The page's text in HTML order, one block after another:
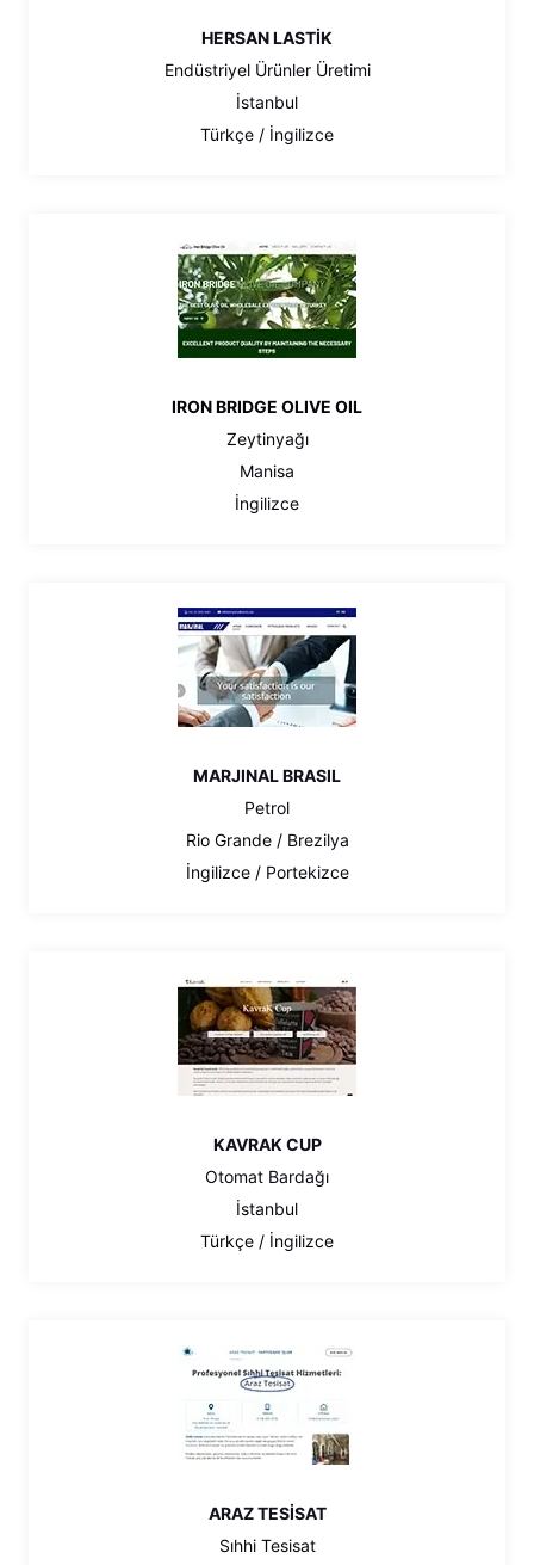
HERSAN LASTİK
Endüstriyel Ürünler Üretimi
İstanbul
Türkçe / İngilizce
IRON BRIDGE OLIVE OIL
Zeytinyağı
Manisa
İngilizce
MARJINAL BRASIL
Petrol
Rio Grande / Brezilya
İngilizce / Portekizce
KAVRAK CUP
Otomat Bardağı
İstanbul
Türkçe / İngilizce
ARAZ TESİSAT
Sıhhi Tesisat